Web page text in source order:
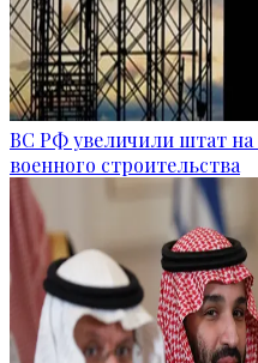
ВС РФ увеличили штат на
военного строительства